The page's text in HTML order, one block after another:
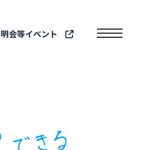
会等イベント toggle navigation